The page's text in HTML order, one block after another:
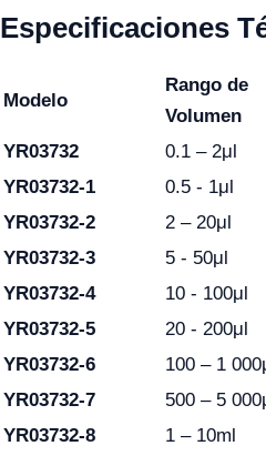
Especificaciones
Modelo
Rango de
Volumen
YR03732 0.1 – 2μl
YR03732-1
0.5 - 1μl
YR03732-2
2 – 20μl
YR03732-3
5 - 50μl
YR03732-4
10 - 100μl
YR03732-5
20 - 200μl
YR03732-6
100 – 1
YR03732-7
500 – 5
YR03732-8
1 – 10ml